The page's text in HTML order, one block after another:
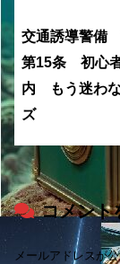
交通誘導警備
第15条 初心
内 もう迷わ
ズ
コメント
メールアドレスが